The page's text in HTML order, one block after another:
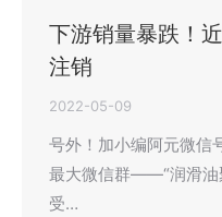
下游销量暴跌！
注销
2022-05-09
号外！加小编阿元微信
最大微信群——“润滑油
受…